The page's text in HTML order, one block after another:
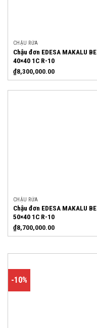
CHẬU RỬA
Chậu đơn EDESA MAKALU BE
40×40 1C R-10
₫8,300,000.00
CHẬU RỬA
Chậu đơn EDESA MAKALU BE
50×40 1C R-10
₫8,700,000.00
-10%